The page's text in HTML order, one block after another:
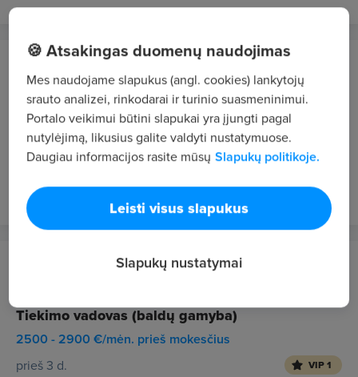
Kosvila Baltic, UAB
Vilnius
Sandėlio darbuotojas - Krovėjas, prekių
tikrintojas
Nuo 1849 €/mėn. prieš mokesčius
NAUJAS prieš 2 d. VIP 1
CVMarket.lt klientas
Tiekimo vadovas (baldų gamyba)
2500 - 2900 €/mėn. prieš mokesčius
prieš 3 d. VIP 1
🍪 Atsakingas duomenų naudojimas
Mes naudojame slapukus (angl. cookies) lankytojų
srauto analizei, rinkodarai ir turinio suasmeninimui.
Portalo veikimui būtini slapukai yra įjungti pagal
nutylėjimą, likusius galite valdyti nustatymuose.
Daugiau informacijos rasite mūsų Slapukų politikoje.
Leisti visus slapukus
Slapukų nustatymai